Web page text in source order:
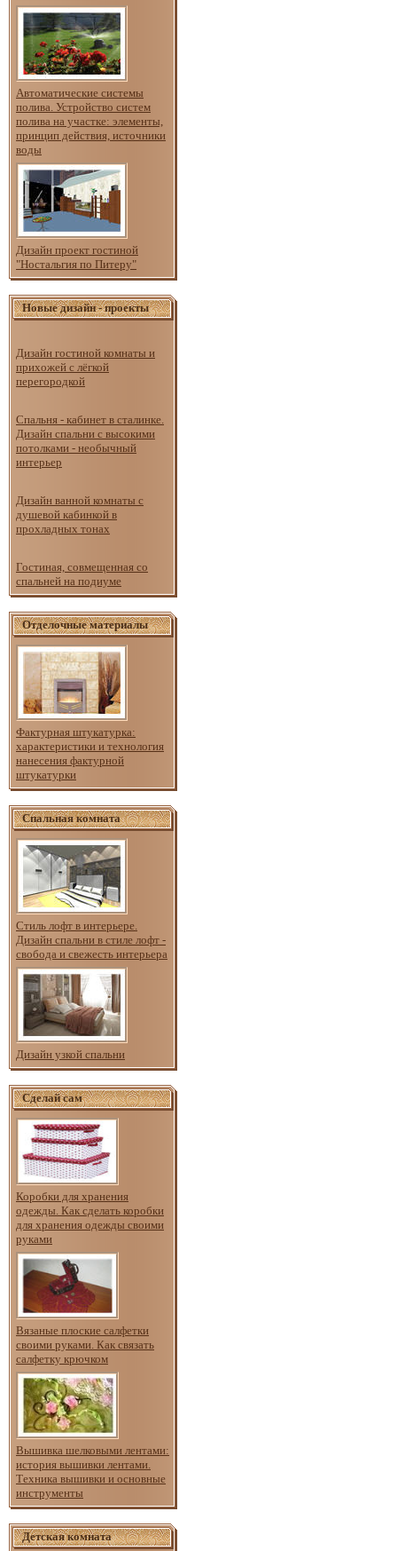
Автоматические системы
полива. Устройство систем
полива на участке: элементы,
принцип действия, источники
воды
Дизайн проект гостиной
"Ностальгия по Питеру"
Новые дизайн - проекты
Дизайн гостиной комнаты и
прихожей с лёгкой
перегородкой
Спальня - кабинет в сталинке.
Дизайн спальни с высокими
потолками - необычный
интерьер
Дизайн ванной комнаты с
душевой кабинкой в
прохладных тонах
Гостиная, совмещенная со
спальней на подиуме
Отделочные материалы
Фактурная штукатурка:
характеристики и технология
нанесения фактурной
штукатурки
Спальная комната
Стиль лофт в интерьере.
Дизайн спальни в стиле лофт -
свобода и свежесть интерьера
Дизайн узкой спальни
Сделай сам
Коробки для хранения
одежды. Как сделать коробки
для хранения одежды своими
руками
Вязаные плоские салфетки
своими руками. Как связать
салфетку крючком
Вышивка шелковыми лентами:
история вышивки лентами.
Техника вышивки и основные
инструменты
Детская комната